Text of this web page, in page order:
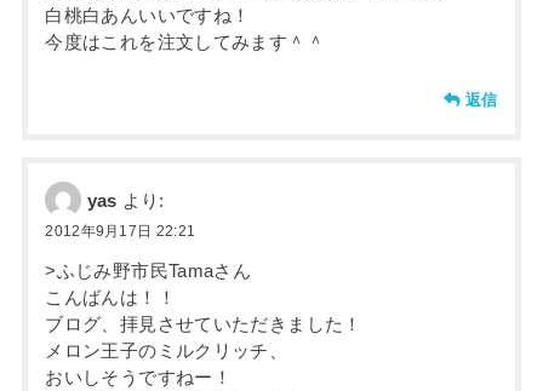
白桃白あんいいですね！
今度はこれを注文してみます＾＾
返信
yas より:
2012年9月17日 22:21
>ふじみ野市民Tamaさん
こんばんは！！
ブログ、拝見させていただきました！
メロン王子のミルクリッチ、
おいしそうですねー！